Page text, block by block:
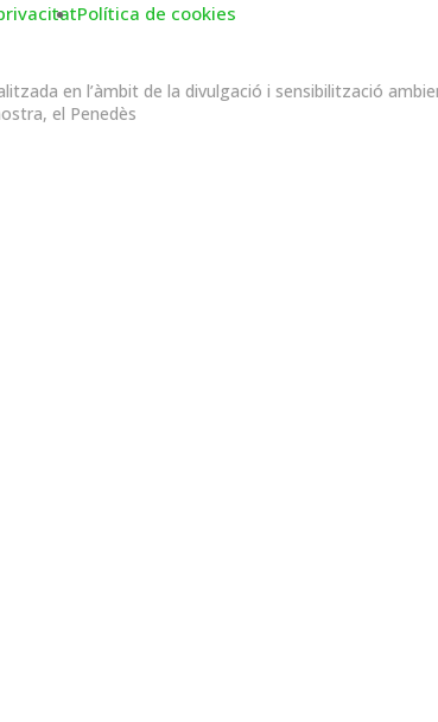
Política de cookies
en l’àmbit de la divulgació i sensibilització
el Penedès